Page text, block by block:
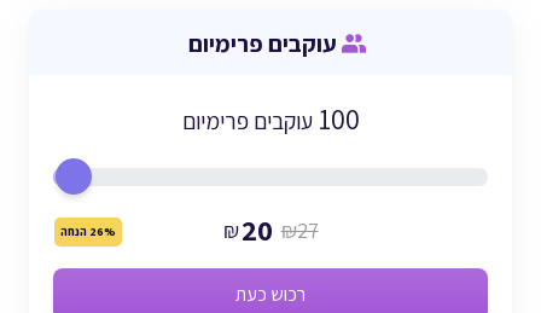
עוקבים פרימיום
100 עוקבים פרימיום
₪20 ₪27 26% הנחה
רכוש כעת